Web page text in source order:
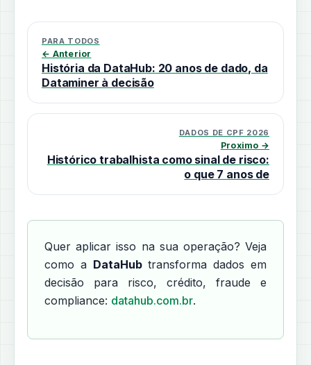
PARA TODOS
← Anterior
História da DataHub: 20 anos de dado, da
Dataminer à decisão
DADOS DE CPF 2026
Proximo →
Histórico trabalhista como sinal de risco:
o que 7 anos de
Quer aplicar isso na sua operação? Veja
como a DataHubtransforma dados em
decisão para risco, crédito, fraude e
compliance: datahub.com.br.